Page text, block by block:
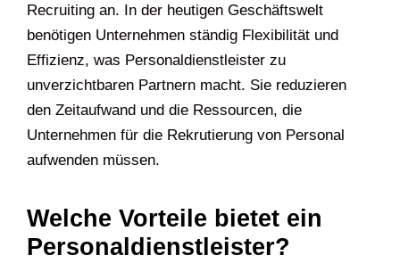
Recruiting an. In der heutigen Geschäftswelt
benötigen Unternehmen ständig Flexibilität und
Effizienz, was Personaldienstleister zu
unverzichtbaren Partnern macht. Sie reduzieren
den Zeitaufwand und die Ressourcen, die
Unternehmen für die Rekrutierung von Personal
aufwenden müssen.
Welche Vorteile bietet ein
Personaldienstleister?